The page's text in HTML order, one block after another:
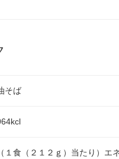
そば
（１食（２１２ｇ）当たり）